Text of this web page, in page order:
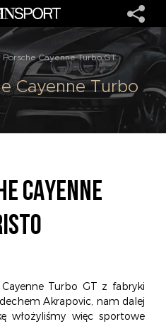
NAS
Porsche Cayenne Turbo GT
Cayenne Turbo
CAYENNE
Turbo GT z fabryki
Akrapovic, nam dalej
włożyliśmy więc sportowe